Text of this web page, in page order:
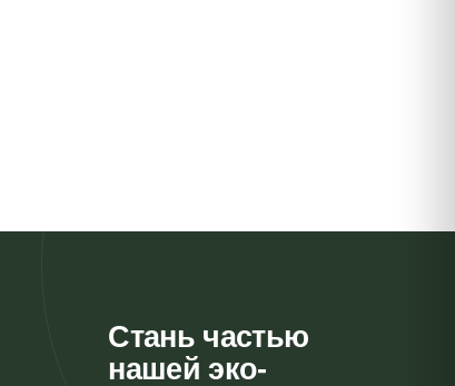
Стань частью
нашей эко-